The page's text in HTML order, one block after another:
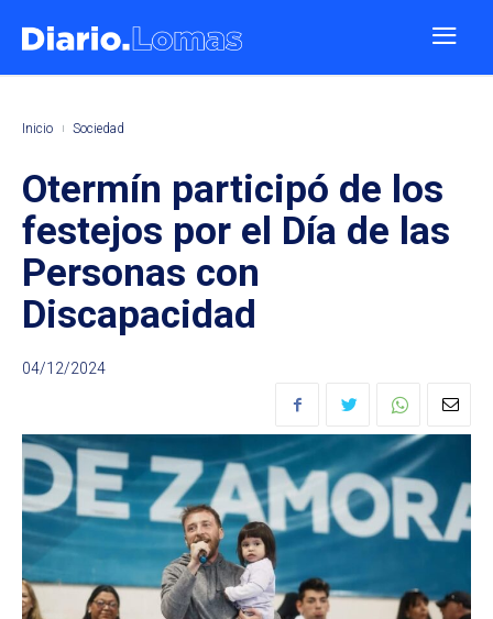
Inicio Sociedad
Otermín participó de los
festejos por el Día de las
Personas con
Discapacidad
04/12/2024